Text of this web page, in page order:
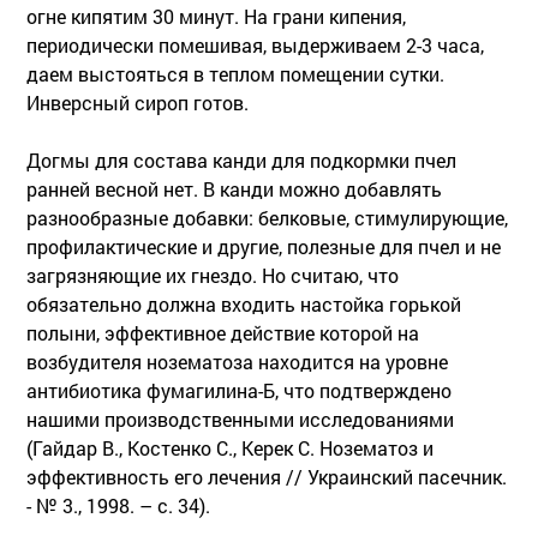
огне кипятим 30 минут. На грани кипения,
периодически помешивая, выдерживаем 2-3 часа,
даем выстояться в теплом помещении сутки.
Инверсный сироп готов.
Догмы для состава канди для подкормки пчел
ранней весной нет. В канди можно добавлять
разнообразные добавки: белковые, стимулирующие,
профилактические и другие, полезные для пчел и не
загрязняющие их гнездо. Но считаю, что
обязательно должна входить настойка горькой
полыни, эффективное действие которой на
возбудителя нозематоза находится на уровне
антибиотика фумагилина-Б, что подтверждено
нашими производственными исследованиями
(Гайдар В., Костенко С., Керек С. Нозематоз и
эффективность его лечения // Украинский пасечник.
- № 3., 1998. – с. 34).